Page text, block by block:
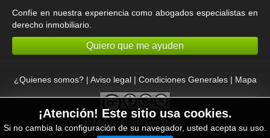
¡Atención! Este sitio usa cookies.
Si no cambia la configuración de su navegador, usted acepta su uso.
Confíe en nuestra experiencia comoabogados especialistas en
derecho inmobiliario
Quiero que me ayuden
¿Quienes somos?| Aviso legal| Condiciones Generales| Mapa